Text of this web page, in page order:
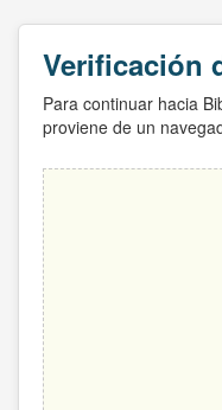
Verificación
Para continuar hacia
proviene de un